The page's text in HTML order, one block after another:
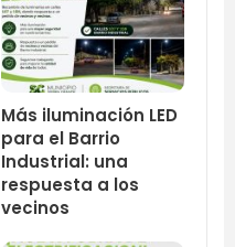
Más iluminación LED
para el Barrio
Industrial: una
respuesta a los
vecinos